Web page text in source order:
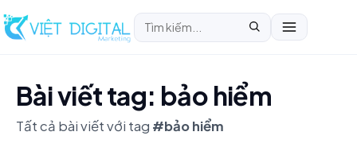
Bài viết tag: bảo hiểm
Tất cả bài viết với tag #bảo hiểm